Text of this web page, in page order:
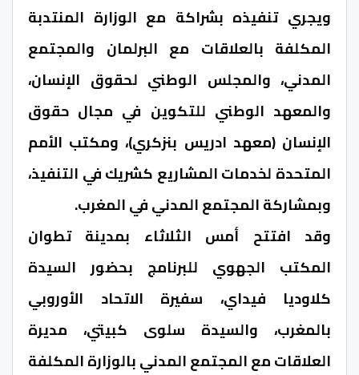
ويجري تنفيذه بشراكة مع الوزارة المنتدبة
المكلفة بالعلاقات مع البرلمان والمجتمع
المدني، والمجلس الوطني لحقوق الإنسان،
والمعهد الوطني للتكوين في مجال حقوق
الإنسان (معهد ادريس بنزكري)، ومكتب الأمم
المتحدة لخدمات المشاريع كشريك في التنفيذ،
وبمشاركة المجتمع المدني في المغرب.
وقد افتتح أمس الثلاثاء بمدينة تطوان
المكتب الجهوي للبرنامج بحضور السيدة
كلاوديا فيداي، سفيرة الاتحاد الأوروبي
بالمغرب، والسيدة سلوى كبيتي، مديرة
العلاقات مع المجتمع المدني بالوزارة المكلفة